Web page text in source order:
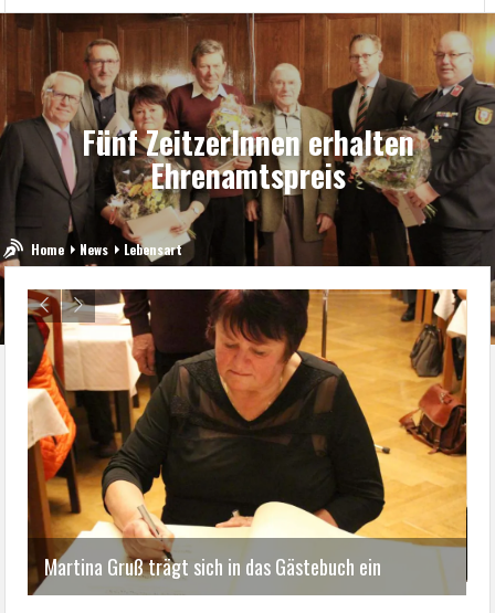
Fünf ZeitzerInnen erhalten
Ehrenamtspreis
Home News Lebensart
Martina Gruß trägt sich in das Gästebuch ein